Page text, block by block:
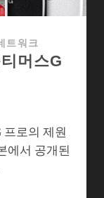
트워크
머스G
로의 제원
에서 공개된